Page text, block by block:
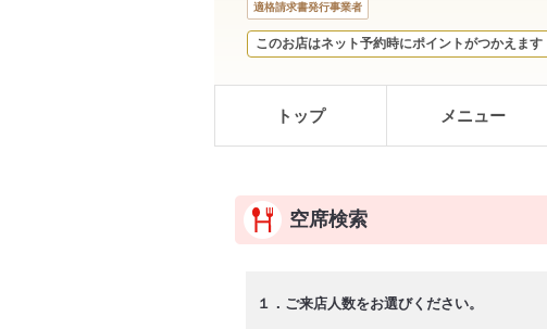
適格請求書発行事業者
このお店はネット予約時にポイントがつかえます
トップ メニュー
空席検索
１．ご来店人数をお選びください。